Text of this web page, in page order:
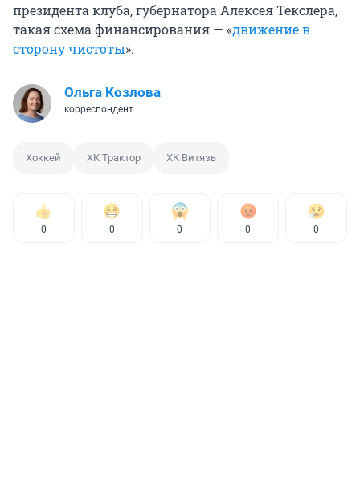
президента клуба, губернатора Алексея Текслера,
такая схема финансирования — «движение в
сторону чистоты».
Ольга Козлова
корреспондент
Хоккей ХК Трактор ХК Витязь
0 0 0 0 0